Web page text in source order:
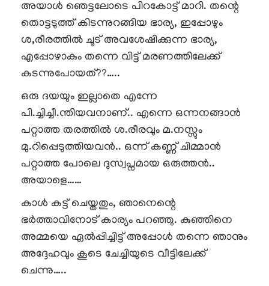
അയാൾ ഞെട്ടലോടെ പിറകോട്ട് മാറി. തന്റെ
തൊട്ടടുത്ത് കിടന്നുറങ്ങിയ ഭാര്യ, ഇപ്പോഴും
ശ,രീരത്തിൽ ചൂട് അവശേഷിക്കുന്ന ഭാര്യ,
എപ്പോഴാകും തന്നെ വിട്ട് മരണത്തിലേക്ക്
കടന്നുപോയത്??…..
ഒരു ദയയും ഇല്ലാതെ എന്നേ
പി.ച്ചിച്ചീ.ന്തിയവനാണ്.. എന്നെ ഒന്നനങ്ങാൻ
പറ്റാത്ത തരത്തിൽ ശ.രീരവും മ.നസ്സും
മു.റിപ്പെടുത്തിയവൻ.. ഒന്ന് കണ്ണ് ചിമ്മാൻ
പറ്റാത്ത പോലെ ദുസ്വപ്നമായ ഒരുത്തൻ..
അയാളെ……
കാൾ കട്ട് ചെയ്തതും, ഞാനെന്റെ
ഭർത്താവിനോട് കാര്യം പറഞ്ഞു. കുഞ്ഞിനെ
അമ്മയെ ഏൽപ്പിച്ചിട്ട് അപ്പോൾ തന്നെ ഞാനും
അദ്ദേഹവും കൂടെ ചേച്ചിയുടെ വീട്ടിലേക്ക്
ചെന്നു…..